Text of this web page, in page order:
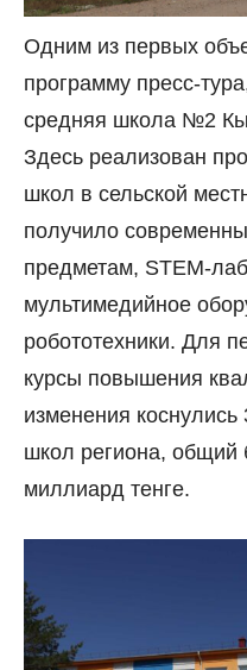
Одним из первых
программу пресс-
средняя школа №2
Здесь реализован
школ в сельской
получило
предметам, STEM-
мультимедийное
робототехники. Для
курсы повышения
изменения
школ региона, общий
миллиард тенге.